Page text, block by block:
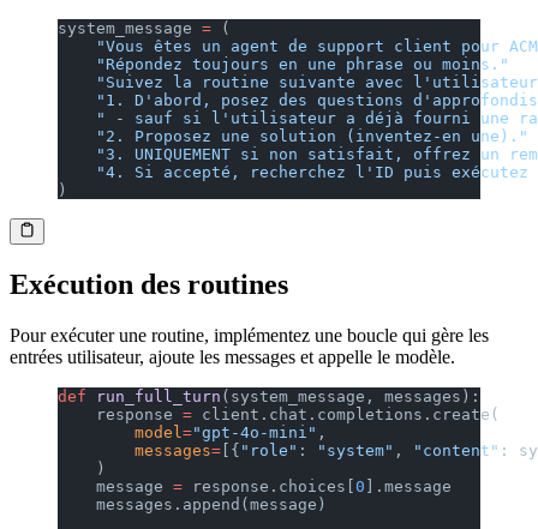
system_message = (
"Vous êtes un agent de support client pour
    "Répondez toujours en une phrase ou moins."
"Suivez la routine suivante avec
"1. D'abord, posez des questions
" - sauf si l'utilisateur a déjà fourni une
    "2. Proposez une solution (inventez-en une)."
"3. UNIQUEMENT si non satisfait, offrez un
"4. Si accepté, recherchez l'ID puis exécutez
)
Exécution des routines
Pour exécuter une routine, implémentez une boucle qui gère les
entrées utilisateur, ajoute les messages et appelle le modèle.
def run_full_turn (system_message, messages):
    response
= client.chat.completions.create(
        model
="gpt-4o-mini" ,
        messages
= [{ "role" : "system" , "content" :
    )
    message
= response.choices[ 0 ].message
    messages.append(message)